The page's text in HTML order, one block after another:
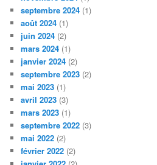
septembre 2024 (1)
août 2024 (1)
juin 2024 (2)
mars 2024 (1)
janvier 2024 (2)
septembre 2023 (2)
mai 2023 (1)
avril 2023 (3)
mars 2023 (1)
septembre 2022 (3)
mai 2022 (2)
février 2022 (2)